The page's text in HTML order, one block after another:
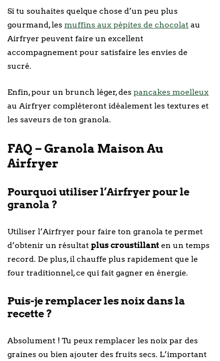
Si tu souhaites quelque chose d’un peu plus
gourmand, les muffins aux pépites de chocolat au
Airfryer peuvent faire un excellent
accompagnement pour satisfaire les envies de
sucré.
Enfin, pour un brunch léger, des pancakes moelleux
au Airfryer compléteront idéalement les textures et
les saveurs de ton granola.
FAQ – Granola Maison Au
Airfryer
Pourquoi utiliser l’Airfryer pour le
granola ?
Utiliser l’Airfryer pour faire ton granola te permet
d’obtenir un résultat plus croustillant en un temps
record. De plus, il chauffe plus rapidement que le
four traditionnel, ce qui fait gagner en énergie.
Puis-je remplacer les noix dans la
recette ?
Absolument ! Tu peux remplacer les noix par des
graines ou bien ajouter des fruits secs. L’important